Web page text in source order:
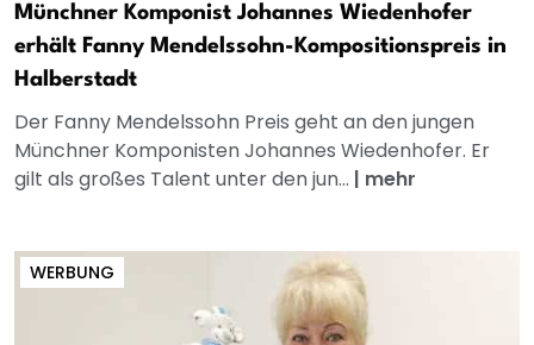
Münchner Komponist Johannes Wiedenhofer
erhält Fanny Mendelssohn-Kompositionspreis in
Halberstadt
Der Fanny Mendelssohn Preis geht an den jungen
Münchner Komponisten Johannes Wiedenhofer. Er
gilt als großes Talent unter den jun... | mehr
WERBUNG